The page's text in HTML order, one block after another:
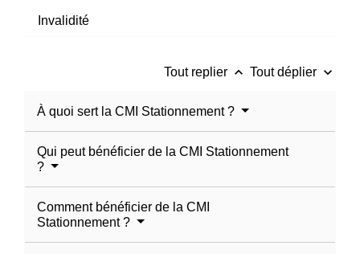
Invalidité
Tout replier keyboard_arrow_up Tout déplier keyboard_arrow_down
À quoi sert la CMI Stationnement ?
Qui peut bénéficier de la CMI Stationnement
?
Comment bénéficier de la CMI
Stationnement ?